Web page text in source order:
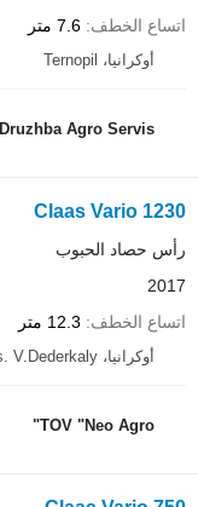
اتساع الخطف 7.6 متر
أوكرانيا، Ternopil
Druzhba Agro Servis
Claas Vario 1230
رأس حصاد الحبوب
2017
اتساع الخطف
12.3 متر
أوكرانيا، Shumskoy r-n, s. V.Dederkaly
TOV "Neo Agro"